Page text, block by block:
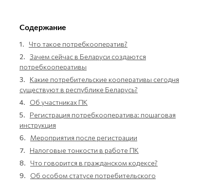
Содержание
1.
Что такое потребкооператив?
2. Зачем сейчас в Беларуси создаются
потребкооперативы
3.
Какие потребительские кооперативы сегодня
существуют в республике Беларусь?
4.
Об участниках ПК
5.
Регистрация потребкооператива: пошаговая
инструкция
6.
Мероприятия после регистрации
7.
Налоговые тонкости в работе ПК
8.
Что говорится в гражданском кодексе?
9.
Об особом статусе потребительского